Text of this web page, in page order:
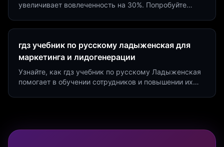
увеличивает вовлеченность на 30%. Попробуйте
гдз учебник по русскому ладыженская для
маркетинга и лидогенерации
Узнайте, как гдз учебник по русскому Ладыженская
помогает в обучении сотрудников и повышении их